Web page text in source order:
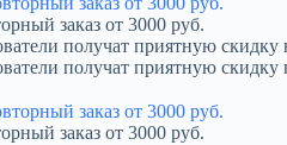
заказ от 3000 руб.
получат приятную
получат приятную
заказ от 3000 руб.